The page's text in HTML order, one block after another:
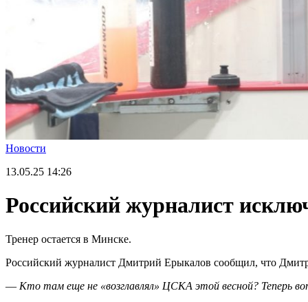
Новости
13.05.25 14:26
Российский журналист
Тренер остается в Минске.
Российский журналист Дмитрий Ерыкалов сообщил, что
— Кто там еще не «возглавлял» ЦСКА этой весной? Теперь